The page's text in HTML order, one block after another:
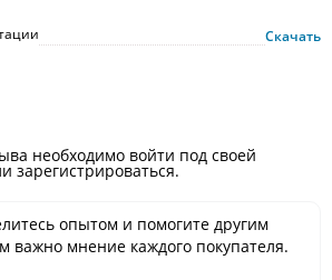
Скачать
необходимо войти под своей
зарегистрироваться.
опытом и помогите другим
важно мнение каждого покупателя.